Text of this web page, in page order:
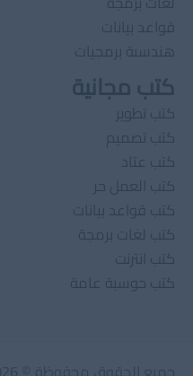
قواعد بيانات
هندسىة برمجيات
كتب مجانية
كتب تطوير
كتب تصميم
كتب عتاد
كتب العمل حر
كتب قواعد بيانات
كتب لغات برمجة
كتب انترنت
كتب حوسبة عامة